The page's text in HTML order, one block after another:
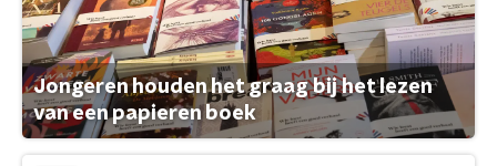
Jongeren houden het graag bij het lezen
van een papieren boek